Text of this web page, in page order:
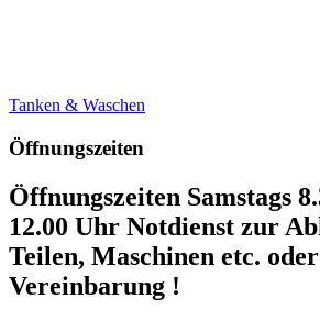
Tanken & Waschen
Öffnungszeiten
Öffnungszeiten Samstags
12.00 Uhr Notdienst zur
Teilen, Maschinen etc.
Vereinbarung !